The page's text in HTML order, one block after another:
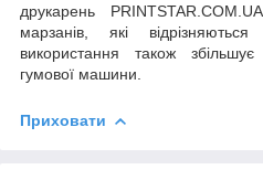
друкарень
марзанів, які
використання також
гумової машини.
Приховати